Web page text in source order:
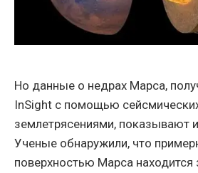
Но данные о недрах Марса,
InSight с помощью
землетрясениями, показывают
Ученые обнаружили, что
поверхностью Марса находится